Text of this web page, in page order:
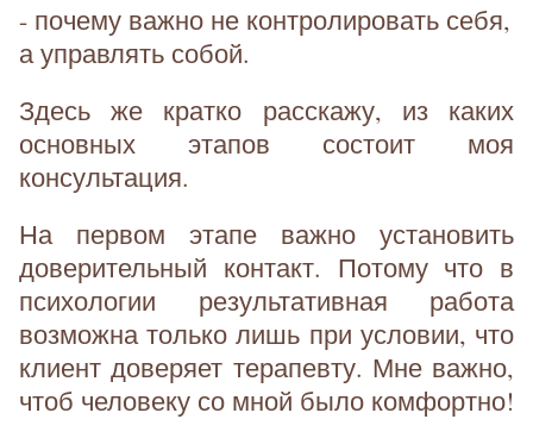
- почему важно не контролировать себя,
а управлять собой.
Здесь же кратко расскажу, из каких
основных этапов состоит моя
консультация.
На первом этапе важно установить
доверительный контакт. Потому что в
психологии результативная работа
возможна только лишь при условии, что
клиент доверяет терапевту. Мне важно,
чтоб человеку со мной было комфортно!